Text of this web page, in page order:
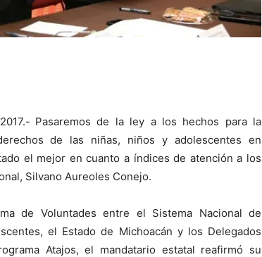
Pasaremos de la ley a los hechos para la
de las niñas, niños y adolescentes en
el mejor en cuanto a índices de atención a los
Silvano Aureoles Conejo.
de Voluntades entre el Sistema Nacional de
el Estado de Michoacán y los Delegados
Atajos, el mandatario estatal reafirmó su